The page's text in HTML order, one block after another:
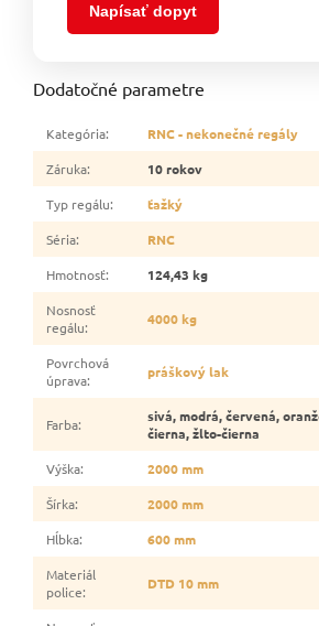
Napísať dopyt
Dodatočné parametre
Kategória:
RNC - nekonečné regály
Záruka:
10 rokov
Typ regálu:
ťažký
Séria:
RNC
Hmotnosť:
124,43 kg
Nosnosť
regálu: 4000 kg
Povrchová
úprava: práškový lak
Farba:
sivá, modrá, červená,
čierna, žlto-čierna
Výška:
2000 mm
Šírka:
2000 mm
Hĺbka:
600 mm
Materiál
police: DTD 10 mm